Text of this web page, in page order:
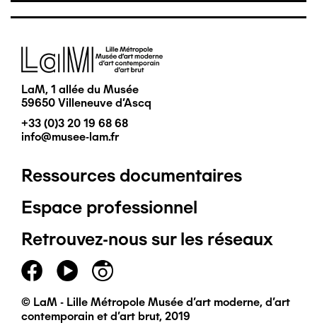
Image
LaM, 1 allée du Musée
59650 Villeneuve d'Ascq
+33 (0)3 20 19 68 68
info@musee-lam.fr
Pied
de
page
principal
Ressources documentaires
Espace professionnel
Retrouvez-nous sur les réseaux
© LaM - Lille Métropole Musée d'art moderne, d'art
contemporain et d'art brut, 2019